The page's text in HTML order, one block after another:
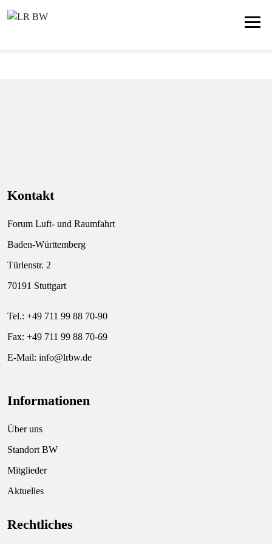
Kontakt
Forum Luft- und Raumfahrt
Baden-Württemberg
Türlenstr. 2
70191 Stuttgart
Tel.: +49 711 99 88 70-90
Fax: +49 711 99 88 70-69
E-Mail: info@lrbw.de
Informationen
Über uns
Standort BW
Mitglieder
Aktuelles
Rechtliches